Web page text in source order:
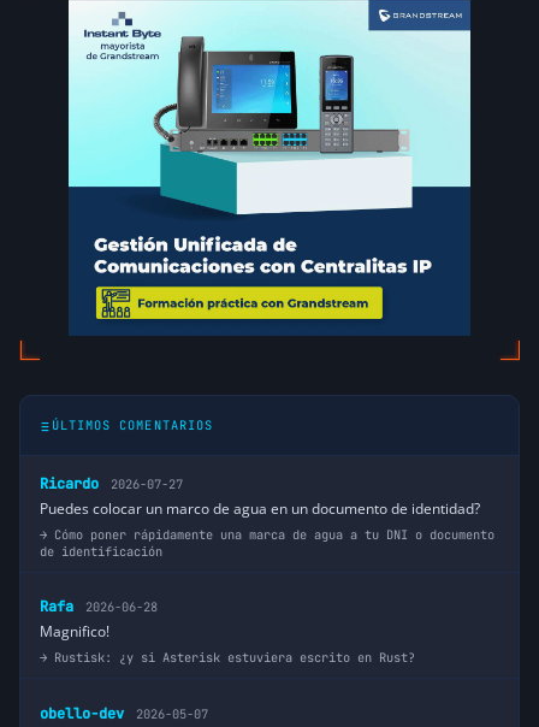
ÚLTIMOS COMENTARIOS
Ricardo 2026-07-27
Puedes colocar un marco de agua en un documento de identidad?
Cómo poner rápidamente una marca de agua a tu DNI o documento
de identificación
Rafa 2026-06-28
Magnifico!
Rustisk: ¿y si Asterisk estuviera escrito en Rust?
obello-dev 2026-05-07